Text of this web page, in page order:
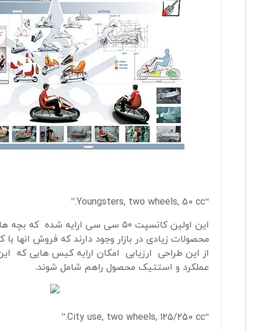
“Youngsters, two wheels, 50 cc.”
این اولین کانسپت ۵۰ سی سی ارایه شده که
محصولات زیادی در بازار وجود دارند که فروش
از این طراحی ارزیابی امکان ارایه کیس هایی که
عملکرد و استتیک محصول راهم شامل شوند.
“City use, two wheels, 125/250 cc.”